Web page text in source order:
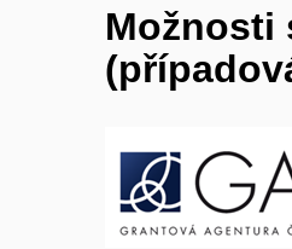
Možnosti